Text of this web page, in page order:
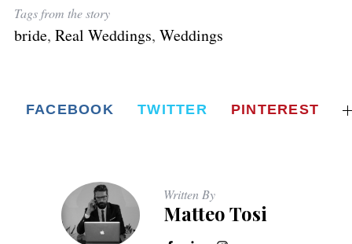
Tags from the story
bride, Real Weddings, Weddings
FACEBOOK TWITTER PINTEREST
Written By
Matteo Tosi